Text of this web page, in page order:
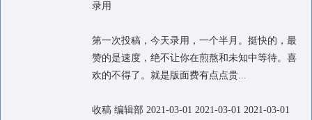
录用
第一次投稿，今天录用，一个半月。挺快的，最
赞的是速度，绝不让你在煎熬和未知中等待。喜
欢的不得了。就是版面费有点点贵...
收稿 编辑部 2021-03-01 2021-03-01 2021-03-01